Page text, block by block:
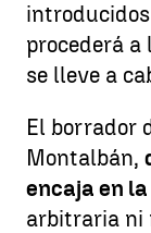
procederá a
se lleve a
El borrador
Montalbán,
encaja en
arbitraria ni